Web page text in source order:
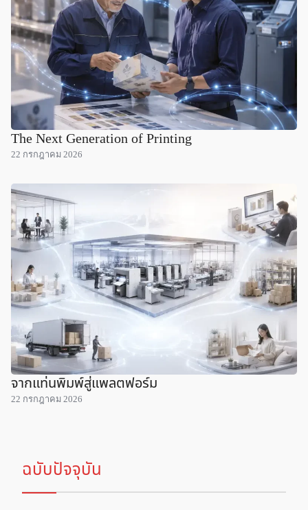
The Next Generation of Printing
22 กรกฎาคม 2026
จากแท่นพิมพ์สู่แพลตฟอร์ม
22 กรกฎาคม 2026
ฉบับปัจจุบัน